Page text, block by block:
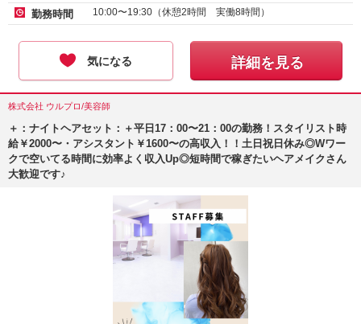
勤務時間 10:00〜19:30（休憩2時間 実働8時間）
気になる 詳細を見る
株式会社 ウルプロ/美容師
＋：ナイトヘアセット：＋平日17：00〜21：00の勤務！スタイリスト時
給￥2000〜・アシスタント￥1600〜の高収入！！土日祝日休み◎Wワー
クで空いてる時間に効率よく収入Up◎短時間で稼ぎたいヘアメイクさん
大歓迎です♪